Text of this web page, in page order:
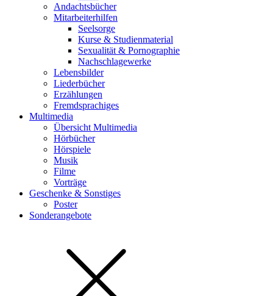
Andachtsbücher
Mitarbeiterhilfen
Seelsorge
Kurse & Studienmaterial
Sexualität & Pornographie
Nachschlagewerke
Lebensbilder
Liederbücher
Erzählungen
Fremdsprachiges
Multimedia
Übersicht Multimedia
Hörbücher
Hörspiele
Musik
Filme
Vorträge
Geschenke & Sonstiges
Poster
Sonderangebote